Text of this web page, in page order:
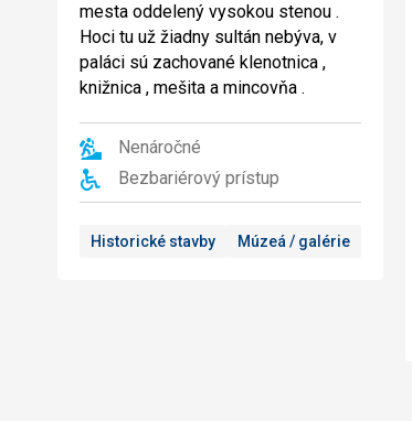
mesta oddelený vysokou stenou .
Hoci tu už žiadny sultán nebýva, v
paláci sú zachované klenotnica ,
knižnica , mešita a mincovňa .
Nenáročné
Bezbariérový prístup
Historické stavby Múzeá / galérie